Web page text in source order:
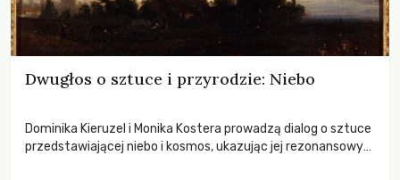
Dwugłos o sztuce i przyrodzie: Niebo
Dominika Kieruzel i Monika Kostera prowadzą dialog o sztuce
przedstawiającej niebo i kosmos, ukazując jej rezonansowy